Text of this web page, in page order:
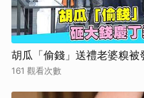
胡瓜「偷錢」送禮老婆糗被
161 觀看次數